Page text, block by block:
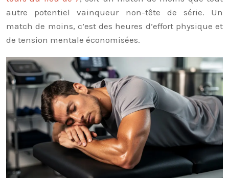
autre potentiel vainqueur non-tête de série. Un
match de moins, c’est des heures d’effort physique et
de tension mentale économisées.